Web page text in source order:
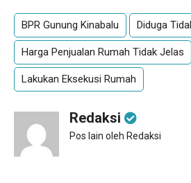
BPR Gunung Kinabalu Diduga
Harga Penjualan Rumah Tidak Jelas
Lakukan Eksekusi Rumah
Redaksi
Pos lain oleh Redaksi